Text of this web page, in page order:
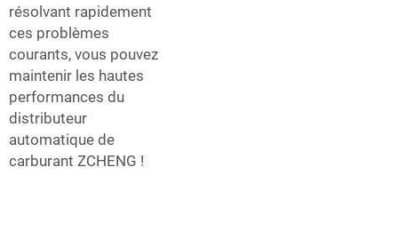
résolvant rapidement
ces problèmes
courants, vous pouvez
maintenir les hautes
performances du
distributeur
automatique de
carburant ZCHENG !